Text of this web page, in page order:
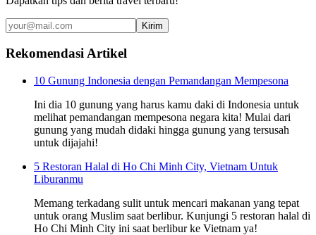
Kirim
Rekomendasi Artikel
10 Gunung Indonesia dengan Pemandangan Mempesona
Ini dia 10 gunung yang harus kamu daki di Indonesia untuk
melihat pemandangan mempesona negara kita! Mulai dari
gunung yang mudah didaki hingga gunung yang tersusah
untuk dijajahi!
5 Restoran Halal di Ho Chi Minh City, Vietnam Untuk
Liburanmu
Memang terkadang sulit untuk mencari makanan yang tepat
untuk orang Muslim saat berlibur. Kunjungi 5 restoran halal di
Ho Chi Minh City ini saat berlibur ke Vietnam ya!